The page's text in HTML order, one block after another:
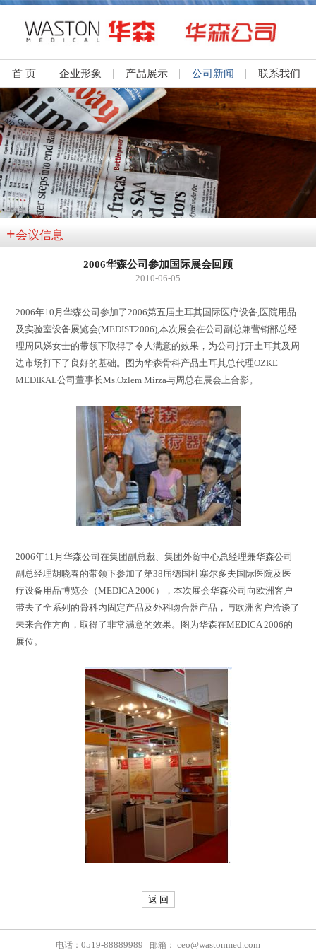
首 页 企业形象 产品展示 公司新闻 联系我们
+会议信息
2006华森公司参加国际展会回顾
2010-06-05
2006年10月华森公司参加了2006第五届土耳其国际医疗设备,医院用品
及实验室设备展览会(MEDIST2006),本次展会在公司副总兼营销部总经
理周凤娣女士的带领下取得了令人满意的效果，为公司打开土耳其及周
边市场打下了良好的基础。图为华森骨科产品土耳其总代理OZKE
MEDIKAL公司董事长Ms.Ozlem Mirza与周总在展会上合影。
2006年11月华森公司在集团副总裁、集团外贸中心总经理兼华森公司
副总经理胡晓春的带领下参加了第38届德国杜塞尔多夫国际医院及医
疗设备用品博览会（MEDICA 2006），本次展会华森公司向欧洲客户
带去了全系列的骨科内固定产品及外科吻合器产品，与欧洲客户洽谈了
未来合作方向，取得了非常满意的效果。图为华森在MEDICA 2006的
展位。
返 回
电话： 0519-88889989 邮箱： ceo@wastonmed.com